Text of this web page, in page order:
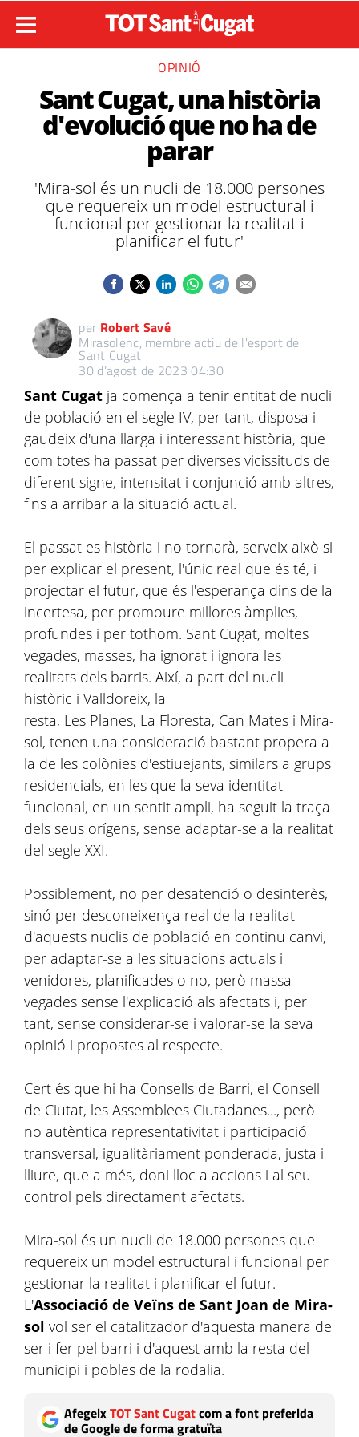
OPINIÓ
Sant Cugat, una història
d'evolució que no ha de
parar
'Mira-sol és un nucli de 18.000 persones
que requereix un model estructural i
funcional per gestionar la realitat i
planificar el futur'
per Robert Savé
Mirasolenc, membre actiu de l'esport de
Sant Cugat
30 d’agost de 2023 04:30
Sant Cugat ja comença a tenir entitat de nucli
de població en el segle IV, per tant, disposa i
gaudeix d'una llarga i interessant història, que
com totes ha passat per diverses vicissituds de
diferent signe, intensitat i conjunció amb altres,
fins a arribar a la situació actual.
El passat es història i no tornarà, serveix això si
per explicar el present, l'únic real que és té, i
projectar el futur, que és l'esperança dins de la
incertesa, per promoure millores àmplies,
profundes i per tothom. Sant Cugat, moltes
vegades, masses, ha ignorat i ignora les
realitats dels barris. Així, a part del nucli
històric i Valldoreix, la
resta, Les Planes, La Floresta, Can Mates i Mira-
sol, tenen una consideració bastant propera a
la de les colònies d'estiuejants, similars a grups
residencials, en les que la seva identitat
funcional, en un sentit ampli, ha seguit la traça
dels seus orígens, sense adaptar-se a la realitat
del segle XXI.
Possiblement, no per desatenció o desinterès,
sinó per desconeixença real de la realitat
d'aquests nuclis de població en continu canvi,
per adaptar-se a les situacions actuals i
venidores, planificades o no, però massa
vegades sense l'explicació als afectats i, per
tant, sense considerar-se i valorar-se la seva
opinió i propostes al respecte.
Cert és que hi ha Consells de Barri, el Consell
de Ciutat, les Assemblees Ciutadanes..., però
no autèntica representativitat i participació
transversal, igualitàriament ponderada, justa i
lliure, que a més, doni lloc a accions i al seu
control pels directament afectats.
Mira-sol és un nucli de 18.000 persones que
requereix un model estructural i funcional per
gestionar la realitat i planificar el futur.
L'Associació de Veïns de Sant Joan de Mira-
sol vol ser el catalitzador d'aquesta manera de
ser i fer pel barri i d'aquest amb la resta del
municipi i pobles de la rodalia.
AfegeixTOT Sant Cugatcom a font preferida
de Google de forma gratuïta